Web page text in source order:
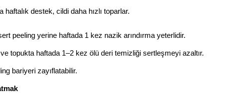
haftalık destek, cildi daha hızlı toparlar.
peeling yerine haftada 1 kez nazik arındırma yeterlidir.
topukta haftada 1–2 kez ölü deri temizliği sertleşmeyi azaltır.
bariyeri zayıflatabilir.